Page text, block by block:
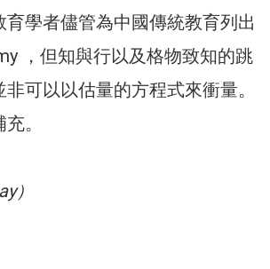
育學者儘管為中國傳統教育列出
，但知與行以及格物致知的跳
可以以估量的方程式來衝量。
。
）